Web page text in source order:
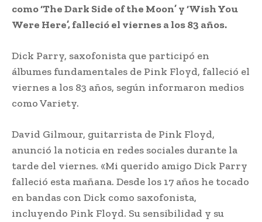
como ‘The Dark Side of the Moon’ y ‘Wish You
Were Here’, falleció el viernes a los 83 años.
Dick Parry, saxofonista que participó en
álbumes fundamentales de Pink Floyd, falleció el
viernes a los 83 años, según informaron medios
como Variety.
David Gilmour, guitarrista de Pink Floyd,
anunció la noticia en redes sociales durante la
tarde del viernes. «Mi querido amigo Dick Parry
falleció esta mañana. Desde los 17 años he tocado
en bandas con Dick como saxofonista,
incluyendo Pink Floyd. Su sensibilidad y su